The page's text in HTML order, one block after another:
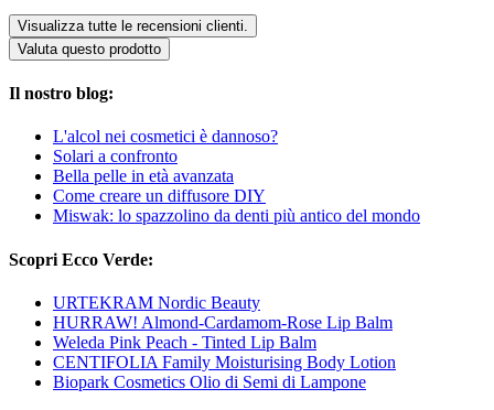
Visualizza tutte le recensioni clienti.
Valuta questo prodotto
Il nostro blog:
L'alcol nei cosmetici è dannoso?
Solari a confronto
Bella pelle in età avanzata
Come creare un diffusore DIY
Miswak: lo spazzolino da denti più antico del mondo
Scopri Ecco Verde:
URTEKRAM Nordic Beauty
HURRAW! Almond-Cardamom-Rose Lip Balm
Weleda Pink Peach - Tinted Lip Balm
CENTIFOLIA Family Moisturising Body Lotion
Biopark Cosmetics Olio di Semi di Lampone